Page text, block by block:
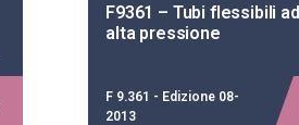
F9361 – Tubi flessibili ad
alta pressione
F 9.361 - Edizione 08-
2013